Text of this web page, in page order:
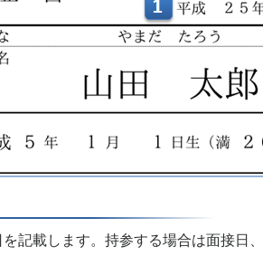
記載します。持参する場合は面接日